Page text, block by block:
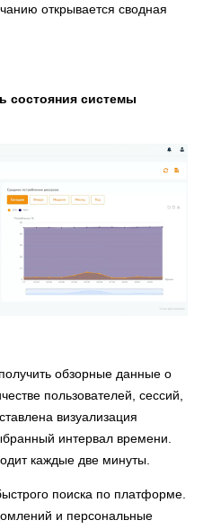
открывается сводная
состояния системы
обзорные данные о
пользователей, сессий,
визуализация
интервал времени.
каждые две минуты.
поиска по платформе.
и персональные